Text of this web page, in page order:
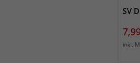
SV
inkl.